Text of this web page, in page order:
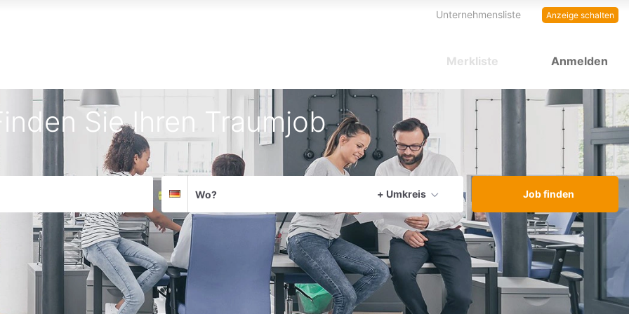
Anzeige schalten
Unternehmensliste
Anmelden
Merkliste
Sie Ihren Traumjob
Deutschland
+ Umkreis
aktuellen Ort verwenden
Job finden